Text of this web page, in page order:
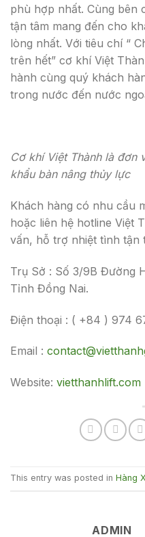
phù hợp nhất. Cùng bên
tận tâm mang đến cho
lòng nhất. Với tiêu chí “
trên hết” cơ khí Việt
hành cùng quý khách
trong nước đến nước
Cơ khí Việt Thành là đơn
khẩu bàn nâng thủy lực
Khách hàng có nhu cầu
hoặc liên hệ hotline Việt
vấn, hỗ trợ nhiệt tình tận
Trụ Sở : Số 3/9B Đường
Tỉnh Đồng Nai.
Điện thoại : ( +84 ) 974
Email :
Website: vietthanhlift.com
This entry was posted in Hàng
ADMIN